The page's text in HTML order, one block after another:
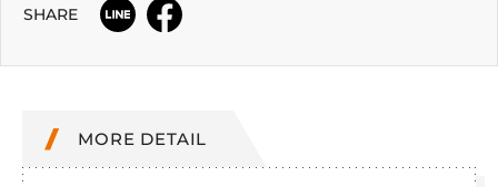
SHARE
MORE DETAIL